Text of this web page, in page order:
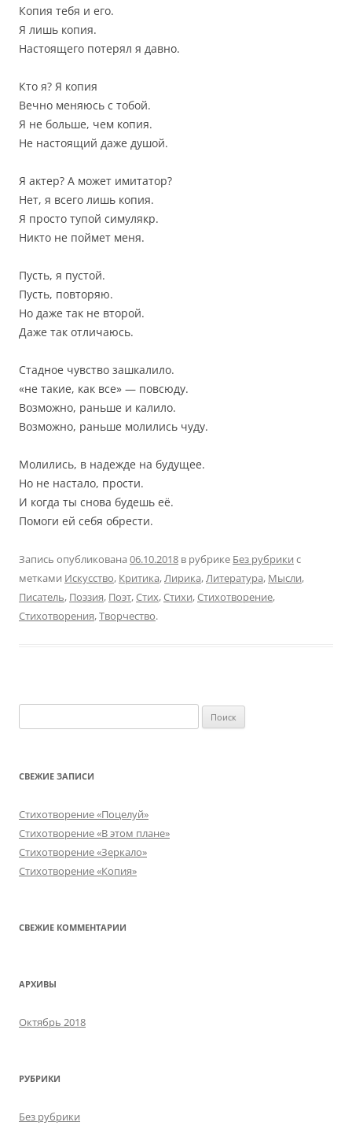
Копия тебя и его.
Я лишь копия.
Настоящего потерял я давно.
Кто я? Я копия
Вечно меняюсь с тобой.
Я не больше, чем копия.
Не настоящий даже душой.
Я актер? А может имитатор?
Нет, я всего лишь копия.
Я просто тупой симулякр.
Никто не поймет меня.
Пусть, я пустой.
Пусть, повторяю.
Но даже так не второй.
Даже так отличаюсь.
Стадное чувство зашкалило.
«не такие, как все» — повсюду.
Возможно, раньше и калило.
Возможно, раньше молились чуду.
Молились, в надежде на будущее.
Но не настало, прости.
И когда ты снова будешь её.
Помоги ей себя обрести.
Запись опубликована 06.10.2018 в рубрике Без рубрики с
метками Искусство, Критика,Лирика,Литература, Мысли,
Писатель, Поэзия, Поэт,Стих,Стихи,Стихотворение,
Стихотворения,Творчество.
СВЕЖИЕ ЗАПИСИ
Стихотворение «Поцелуй»
Стихотворение «В этом плане»
Стихотворение «Зеркало»
Стихотворение «Копия»
СВЕЖИЕ КОММЕНТАРИИ
АРХИВЫ
Октябрь 2018
РУБРИКИ
Без рубрики